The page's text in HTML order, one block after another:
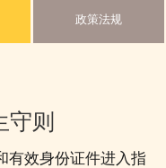
下载中心
政策法规
守则
有效身份证件进入指